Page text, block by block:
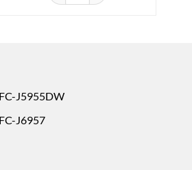
J5955DW
J6957